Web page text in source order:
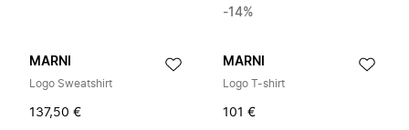
-14%
MARNI
Logo Sweatshirt
137,50 €
MARNI
Logo T-shirt
101 €